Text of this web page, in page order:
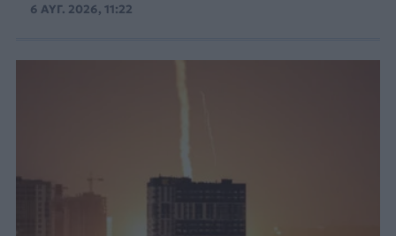
6 ΑΥΓ. 2026, 11:22